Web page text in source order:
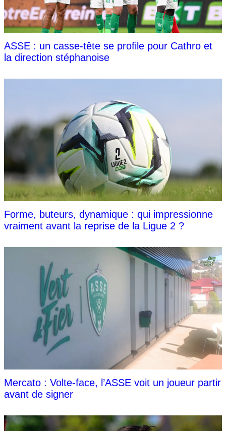
ASSE : un casse-tête se profile pour Cathro et
la direction stéphanoise
Forme, buteurs, dynamique : qui impressionne
vraiment avant la reprise de la Ligue 2 ?
Mercato : Volte-face, l’ASSE voit un joueur partir
avant de signer